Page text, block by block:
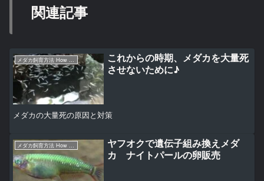
関連記事
メダカ飼育方法 How to〜
これからの時期、メダカを大量死
させないために♪
メダカの大量死の原因と対策
メダカ飼育方法 How to〜
ヤフオクで遺伝子組み換えメダ
カ ナイトパールの卵販売